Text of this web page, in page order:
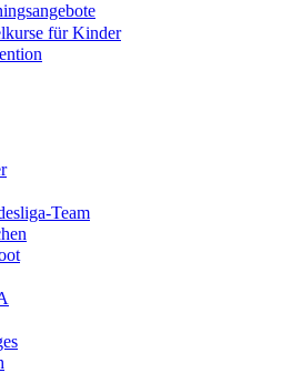
für Kinder
Team